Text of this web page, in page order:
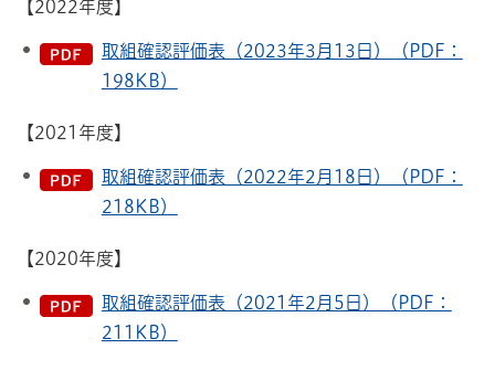
【2022年度】
取組確認評価表（2023年3月13日）（PDF：
198KB）
【2021年度】
取組確認評価表（2022年2月18日）（PDF：
218KB）
【2020年度】
取組確認評価表（2021年2月5日）（PDF：
211KB）